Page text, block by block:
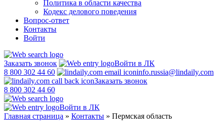
Политика в области качества
Кодекс делового поведения
Вопрос-ответ
Контакты
Войти
Заказать звонок
Войти в ЛК
8 800 302 44 60
info.russia@lindaily.com
Заказать звонок
8 800 302 44 60
Войти в ЛК
Главная страница » Контакты » Пермская область